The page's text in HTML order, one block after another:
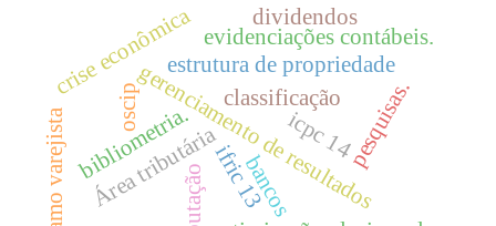
classificação
Área tributária
gerenciamento de resultados
estrutura de propriedade
bibliometria.
bancos
crise econômica
pesquisas.
oscip
ramo varejista
evidenciações contábeis.
ifric 13
icpc 14
dividendos